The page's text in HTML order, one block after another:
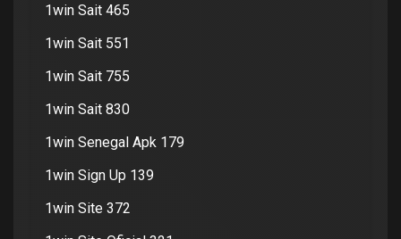
1win Sait 465
1win Sait 551
1win Sait 755
1win Sait 830
1win Senegal Apk 179
1win Sign Up 139
1win Site 372